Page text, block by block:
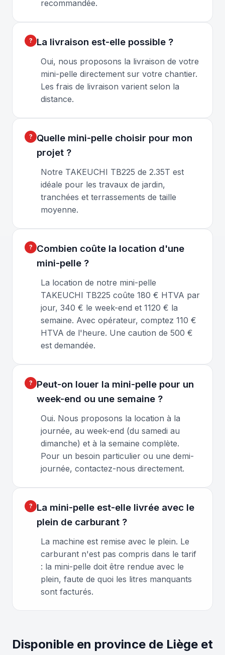
recommandée.
La livraison est-elle possible ?
Oui, nous proposons la livraison de votre
mini-pelle directement sur votre chantier.
Les frais de livraison varient selon la
distance.
Quelle mini-pelle choisir pour mon
projet ?
Notre TAKEUCHI TB225 de 2.35T est
idéale pour les travaux de jardin,
tranchées et terrassements de taille
moyenne.
Combien coûte la location d'une
mini-pelle ?
La location de notre mini-pelle
TAKEUCHI TB225 coûte 180 € HTVA par
jour, 340 € le week-end et 1120 € la
semaine. Avec opérateur, comptez 110 €
HTVA de l'heure. Une caution de 500 €
est demandée.
Peut-on louer la mini-pelle pour un
week-end ou une semaine ?
Oui. Nous proposons la location à la
journée, au week-end (du samedi au
dimanche) et à la semaine complète.
Pour un besoin particulier ou une demi-
journée, contactez-nous directement.
La mini-pelle est-elle livrée avec le
plein de carburant ?
La machine est remise avec le plein. Le
carburant n'est pas compris dans le tarif
: la mini-pelle doit être rendue avec le
plein, faute de quoi les litres manquants
sont facturés.
Disponible en province de Liège et